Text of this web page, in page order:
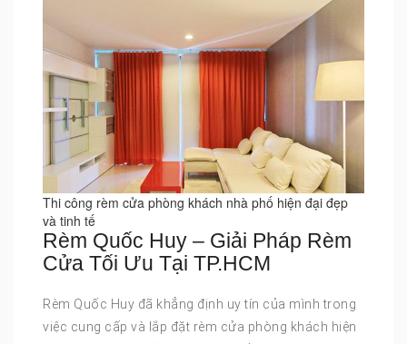
Thi công rèm cửa phòng khách nhà phố hiện đại đẹp
và tinh tế
Rèm Quốc Huy – Giải Pháp Rèm
Cửa Tối Ưu Tại TP.HCM
Rèm Quốc Huy đã khẳng định uy tín của mình trong
việc cung cấp và lắp đặt rèm cửa phòng khách hiện